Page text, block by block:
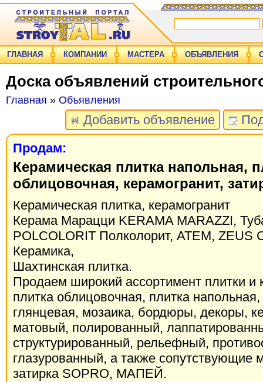
ГЛАВНАЯ КОМПАНИИ МАСТЕРА ОБЪЯВЛЕНИЯ
Доска объявлений
Главная » Объявления
Добавить объявление
Продам:
Керамическая плитка напольная,
облицовочная, керамогранит,
Керамическая плитка, керамогранит
Керама Марацци KERAMA MARAZZI,
POLCOLORIT Полколорит, АТЕМ, ZEUS
Керамика,
Шахтинская плитка.
Продаем широкий ассортимент плитки и
плитка облицовочная, плитка
глянцевая, мозаика, бордюры, декоры,
матовый, полированный,
структурированный, рельефный,
глазурованный, а также сопутствующие
затирка SOPRO, MAПЕЙ.